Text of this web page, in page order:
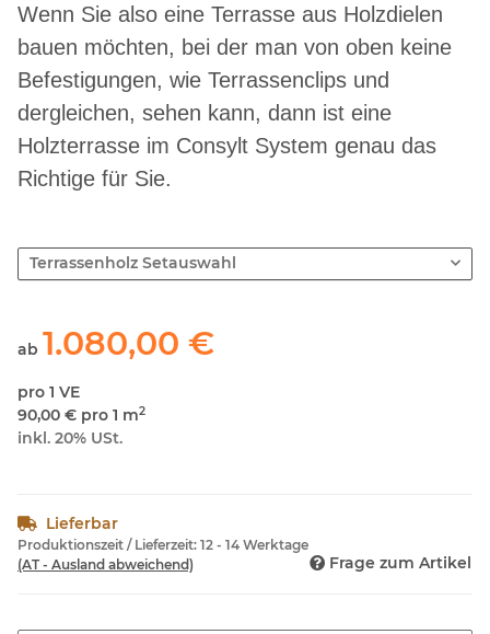
Wenn Sie also eine Terrasse aus Holzdielen
bauen möchten, bei der man von oben keine
Befestigungen, wie Terrassenclips und
dergleichen, sehen kann, dann ist eine
Holzterrasse im Consylt System genau das
Richtige für Sie.
Terrassenholz Setauswahl
ab 1.080,00 €
pro 1 VE
90,00 € pro 1 m2
inkl. 20% USt.
Lieferbar
Produktionszeit / Lieferzeit: 12 - 14 Werktage
(AT - Ausland abweichend)
Frage zum Artikel